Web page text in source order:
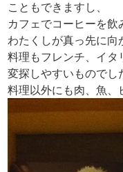
こともできますし、
カフェでコーヒーを
わたくしが真っ先に
料理もフレンチ、イタ
変探しやすいものでし
料理以外にも肉、魚、